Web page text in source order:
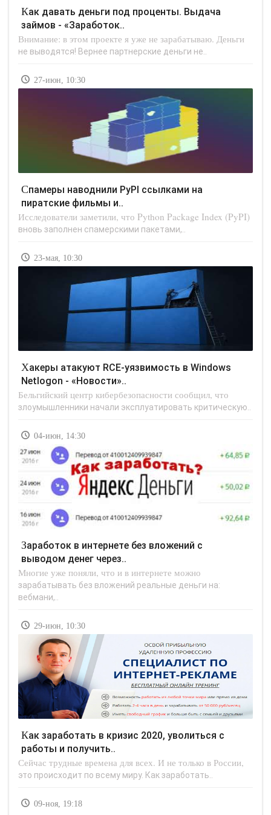
Как давать деньги под проценты. Выдача
займов - «Заработок..
Внимание: в этом проекте я уже не зарабатываю. Деньги
не выводятся! Вернее партнерские деньги не..
27-июн, 10:30
Спамеры наводнили PyPI ссылками на
пиратские фильмы и..
Исследователи заметили, что Python Package Index (PyPI)
вновь заполнен спамерскими пакетами,..
23-мая, 10:30
Хакеры атакуют RCE-уязвимость в Windows
Netlogon - «Новости»..
Бельгийский центр кибербезопасности сообщил, что
злоумышленники начали эксплуатировать критическую..
04-июн, 14:30
Заработок в интернете без вложений с
выводом денег через..
Многие уже поняли, что и в интернете можно
зарабатывать без вложений реальные деньги на:
вебмани,..
29-июн, 10:30
Как заработать в кризис 2020, уволиться с
работы и получить..
Сейчас трудные времена для всех. И не только в России,
это происходит по всему миру. Как заработать..
09-ноя, 19:18